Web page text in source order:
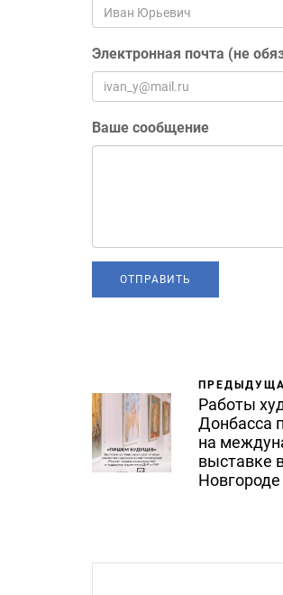
Электронная почта (не
Ваше сообщение
Работы
Донбасса
на
выставке
Новгороде